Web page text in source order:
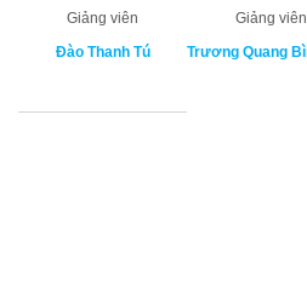
Giảng viên
Đào Thanh Tú
Giảng viên
Trương Quang